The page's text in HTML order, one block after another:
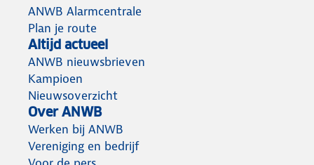
ANWB Alarmcentrale
Plan je route
Altijd actueel
ANWB nieuwsbrieven
Kampioen
Nieuwsoverzicht
Over ANWB
Werken bij ANWB
Vereniging en bedrijf